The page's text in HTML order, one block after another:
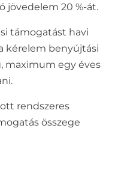
jövedelem 20 %-át.
támogatást havi
kérelem benyújtási
maximum egy éves
rendszeres
összege